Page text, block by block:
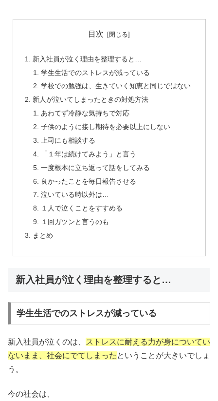
目次
新入社員が泣く理由を整理すると…
学生生活でのストレスが減っている
学校での勉強は、生きていく知恵と同じではない
新人が泣いてしまったときの対処方法
あわてず冷静な気持ちで対応
子供のように接し期待を必要以上にしない
上司にも相談する
「１年は続けてみよう」と言う
一度根本に立ち返って話をしてみる
良かったことを毎日報告させる
泣いている時以外は…
１人で泣くことをすすめる
１回ガツンと言うのも
まとめ
新入社員が泣く理由を整理すると…
学生生活でのストレスが減っている
新入社員が泣くのは、
ストレスに耐える力が身についてい
ないまま、社会にでてしまった ということが大きいでしょ
う。
今の社会は、